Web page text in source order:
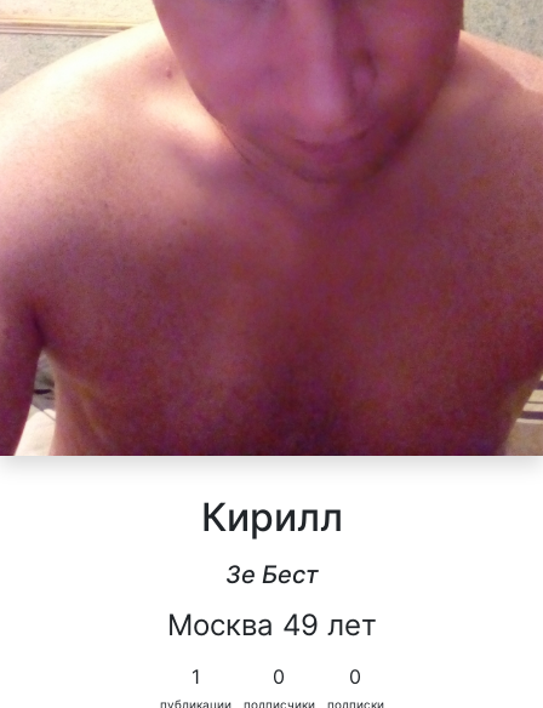
Кирилл
Зе Бест
Москва 49 лет
1
публикации
0
подписчики
0
подписки